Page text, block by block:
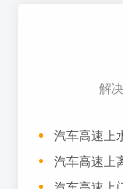
解
汽车高速上
汽车高速上